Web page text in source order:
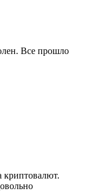
Все прошло
криптовалют.